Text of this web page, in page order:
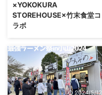
×YOKOKURA
STOREHOUSE×竹末食堂コ
ラボ
2024/5/12